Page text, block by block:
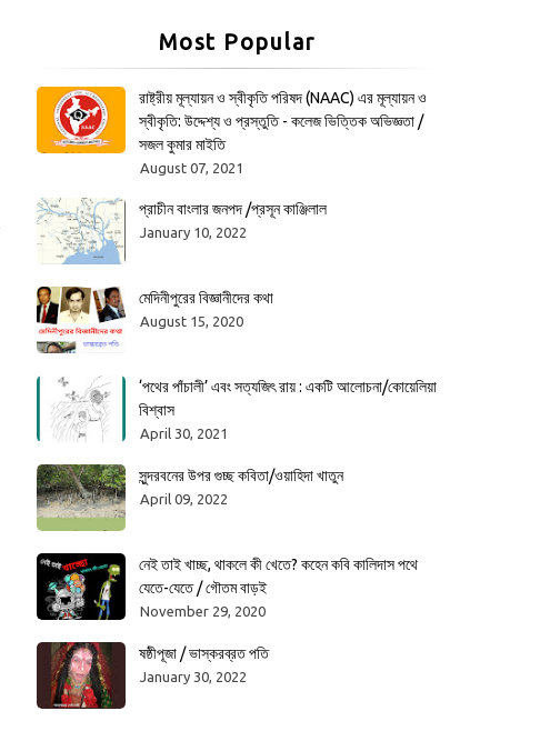
Most Popular
রাষ্ট্রীয় মূল্যায়ন ও স্বীকৃতি পরিষদ (NAAC) এর মূল্যায়ন ও
স্বীকৃতি: উদ্দেশ্য ও প্রস্তুতি - কলেজ ভিত্তিক অভিজ্ঞতা /
সজল কুমার মাইতি
August 07, 2021
প্রাচীন বাংলার জনপদ /প্রসূন কাঞ্জিলাল
January 10, 2022
মেদিনীপুরের বিজ্ঞানীদের কথা
August 15, 2020
‘পথের পাঁচালী’ এবং সত্যজিৎ রায় : একটি আলোচনা/কোয়েলিয়া
বিশ্বাস
April 30, 2021
সুন্দরবনের উপর গুচ্ছ কবিতা/ওয়াহিদা খাতুন
April 09, 2022
নেই তাই খাচ্ছ, থাকলে কী খেতে? কহেন কবি কালিদাস পথে
যেতে-যেতে / গৌতম বাড়ই
November 29, 2020
ষষ্ঠীপূজা / ভাস্করব্রত পতি
January 30, 2022